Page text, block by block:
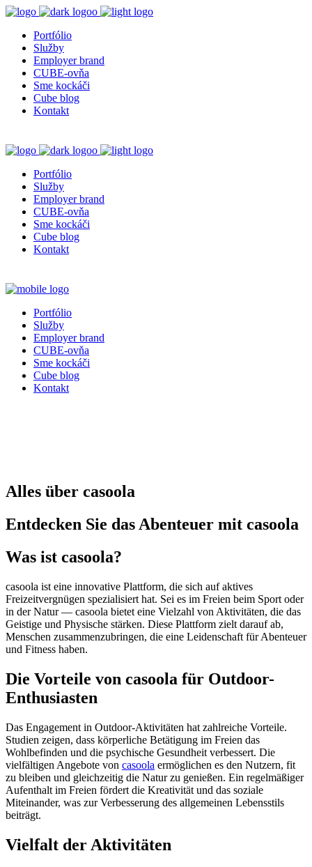
Portfólio
Služby
Employer brand
CUBE-ovňa
Sme kockáči
Cube blog
Kontakt
Portfólio
Služby
Employer brand
CUBE-ovňa
Sme kockáči
Cube blog
Kontakt
Portfólio
Služby
Employer brand
CUBE-ovňa
Sme kockáči
Cube blog
Kontakt
Alles über casoola
Entdecken Sie das Abenteuer mit casoola
Was ist casoola?
casoola ist eine innovative Plattform, die sich auf aktives
Freizeitvergnügen spezialisiert hat. Sei es im Freien beim Sport oder
in der Natur — casoola bietet eine Vielzahl von Aktivitäten, die das
Geistige und Physische stärken. Diese Plattform zielt darauf ab,
Menschen zusammenzubringen, die eine Leidenschaft für Abenteuer
und Fitness haben.
Die Vorteile von casoola für Outdoor-
Enthusiasten
Das Engagement in Outdoor-Aktivitäten hat zahlreiche Vorteile.
Studien zeigen, dass körperliche Betätigung im Freien das
Wohlbefinden und die psychische Gesundheit verbessert. Die
vielfältigen Angebote von casoola ermöglichen es den Nutzern, fit
zu bleiben und gleichzeitig die Natur zu genießen. Ein regelmäßiger
Aufenthalt im Freien fördert die Kreativität und das soziale
Miteinander, was zur Verbesserung des allgemeinen Lebensstils
beiträgt.
Vielfalt der Aktivitäten